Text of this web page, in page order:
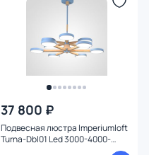
37 800 ₽
Подвесная люстра Imperiumloft
Turna-Dbl01 Led 3000-4000-